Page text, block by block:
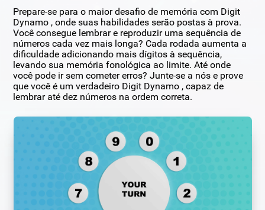
Prepare-se para o maior desafio de memória com Digit
Dynamo , onde suas habilidades serão postas à prova.
Você consegue lembrar e reproduzir uma sequência de
números cada vez mais longa? Cada rodada aumenta a
dificuldade adicionando mais dígitos à sequência,
levando sua memória fonológica ao limite. Até onde
você pode ir sem cometer erros? Junte-se a nós e prove
que você é um verdadeiro Digit Dynamo , capaz de
lembrar até dez números na ordem correta.